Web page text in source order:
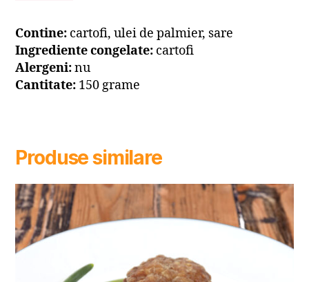
Contine: cartofi, ulei de palmier, sare
Ingrediente congelate: cartofi
Alergeni:nu
Cantitate: 150 grame
Produse similare